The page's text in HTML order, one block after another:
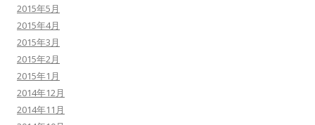
2015年5月
2015年4月
2015年3月
2015年2月
2015年1月
2014年12月
2014年11月